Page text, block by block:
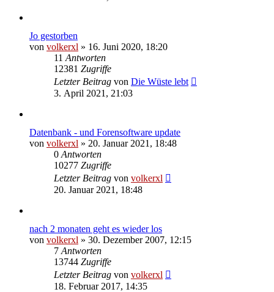
Jo gestorben
von volkerxl » 16. Juni 2020, 18:20
11 Antworten
12381 Zugriffe
Letzter Beitrag von Die Wüste lebt
3. April 2021, 21:03
Datenbank - und Forensoftware update
von volkerxl » 20. Januar 2021, 18:48
0 Antworten
10277 Zugriffe
Letzter Beitrag von volkerxl
20. Januar 2021, 18:48
nach 2 monaten geht es wieder los
von volkerxl » 30. Dezember 2007, 12:15
7 Antworten
13744 Zugriffe
Letzter Beitrag von volkerxl
18. Februar 2017, 14:35